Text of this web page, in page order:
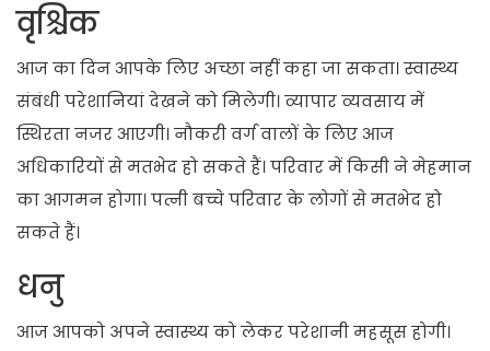
वृश्चिक
आज का दिन आपके लिए अच्छा नहीं कहा जा सकता। स्वास्थ्य
संबंधी परेशानियां देखने को मिलेगी। व्यापार व्यवसाय में
स्थिरता नजर आएगी। नौकरी वर्ग वालों के लिए आज
अधिकारियों से मतभेद हो सकते हैं। परिवार में किसी ने मेहमान
का आगमन होगा। पत्नी बच्चे परिवार के लोगों से मतभेद हो
सकते हैं।
धनु
आज आपको अपने स्वास्थ्य को लेकर परेशानी महसूस होगी।